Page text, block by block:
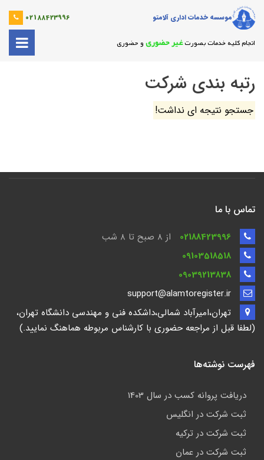
موسسه خدمات اداری آلامتو 02188423996
انجام کلیه خدمات بصورتغیر حضوری و حضوری
رتبه بندی شرکت
جستجو نتیجه ای نداشت!
تماس با ما
02188423996
از 8 صبح تا ۸ شب
09103518518
09039213838
support@alamtoregister.ir
تهران،امیرآباد شمالی،داشکده فنی و مهندسی دانشگاه تهران،
(لطفا قبل از مراجعه حضوری با کارشناس مربوطه هماهنگ نمایید.)
فهرست نوشته‌ها
دریافت پروانه کسب در سال 1403
ثبت شرکت در انگلیس
ثبت شرکت در ترکیه
ثبت شرکت در عمان